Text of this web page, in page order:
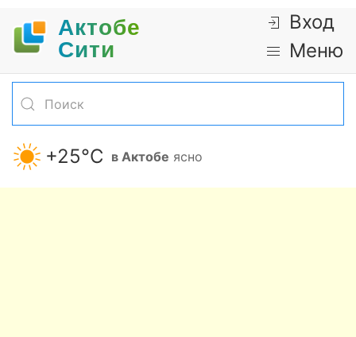
Актобе
Cити
Вход
Меню
+25°С в Актобе ясно